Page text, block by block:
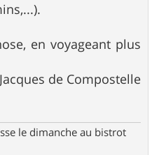
en voyageant plus
de Compostelle
le dimanche au bistrot